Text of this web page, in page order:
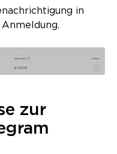
in
Anmeldung.
zur